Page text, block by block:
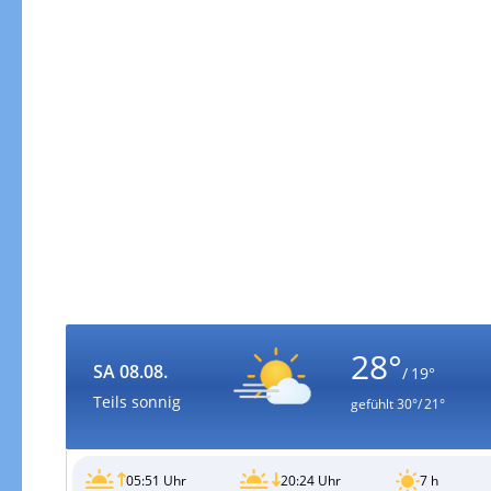
SA 08.08.
Teils sonnig
28°/ 19°
gefühlt30°/ 21°
05:51 Uhr 20:24 Uhr 7 h